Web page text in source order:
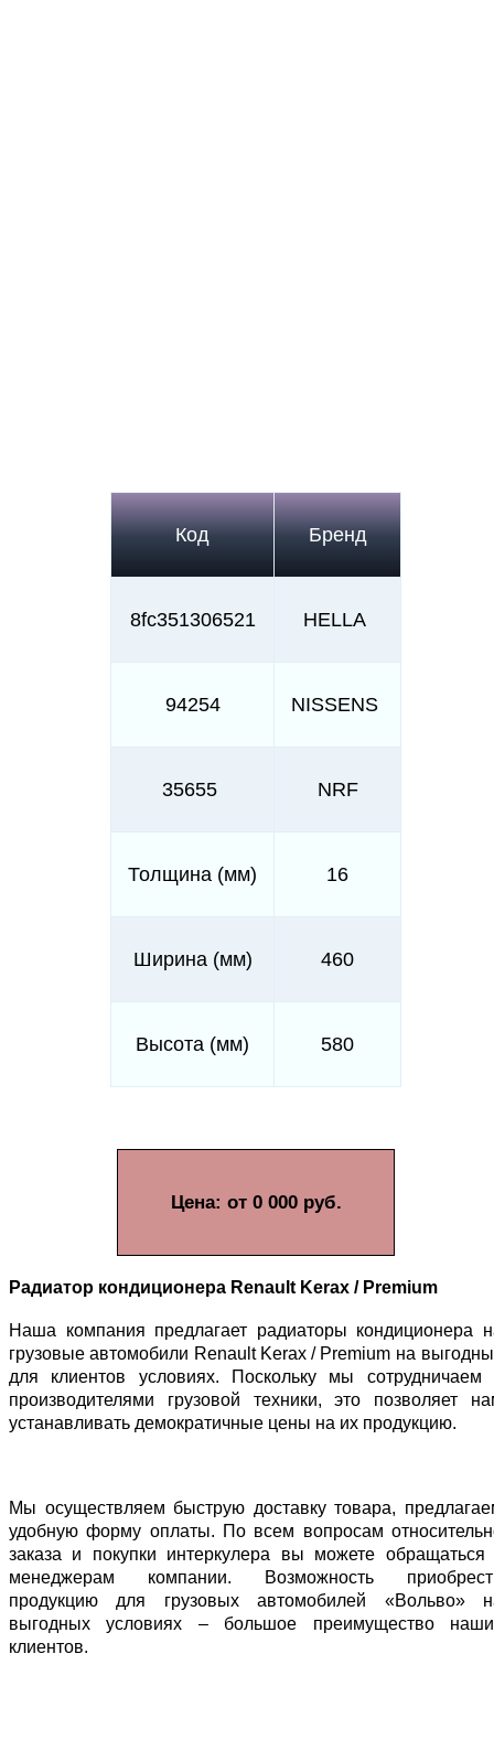
Код Бренд
8fc351306521 HELLA
94254 NISSENS
35655 NRF
Толщина (мм) 16
Ширина (мм) 460
Высота (мм) 580
Цена: от 0 000 руб.
Радиатор кондиционера Renault Kerax / Premium
Наша компания предлагает радиаторы кондиционера
грузовые автомобили Renault Kerax / Premium на
для клиентов условиях. Поскольку мы сотрудничаем
производителями грузовой техники, это позволяет
устанавливать демократичные цены на их продукцию.
Мы осуществляем быструю доставку товара,
удобную форму оплаты. По всем вопросам
заказа и покупки интеркулера вы можете обращаться
менеджерам компании. Возможность
продукцию для грузовых автомобилей «Вольво»
выгодных условиях – большое преимущество
клиентов.